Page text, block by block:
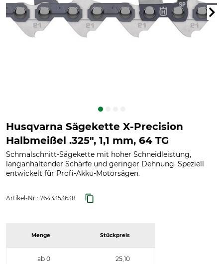
Husqvarna Sägekette X-Precision
Halbmeißel .325", 1,1 mm, 64 TG
Schmalschnitt-Sägekette mit hoher Schneidleistung,
langanhaltender Schärfe und geringer Dehnung. Speziell
entwickelt für Profi-Akku-Motorsägen.
Artikel-Nr.: 7643353638
Menge Stückpreis
ab 0 25,10